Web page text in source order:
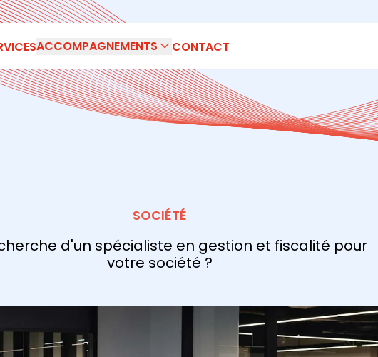
ACCOMPAGNEMENTS CONTACT
SOCIÉTÉ
d'un spécialiste en gestion et fiscalité pour
votre société ?